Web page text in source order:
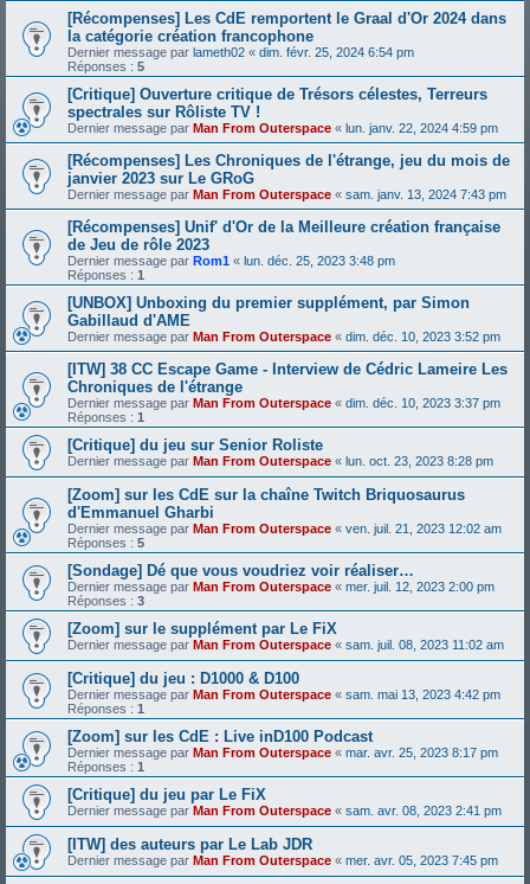
[Récompenses] Les CdE remportent le Graal d'Or 2024 dans
la catégorie création francophone
Dernier message par lameth02 « dim. févr. 25, 2024 6:54 pm
Réponses : 5
[Critique] Ouverture critique de Trésors célestes, Terreurs
spectrales sur Rôliste TV !
Dernier message par Man From Outerspace « lun. janv. 22, 2024 4:59 pm
[Récompenses] Les Chroniques de l'étrange, jeu du mois de
janvier 2023 sur Le GRoG
Dernier message par Man From Outerspace « sam. janv. 13, 2024 7:43 pm
[Récompenses] Unif' d'Or de la Meilleure création française
de Jeu de rôle 2023
Dernier message par Rom1 « lun. déc. 25, 2023 3:48 pm
Réponses : 1
[UNBOX] Unboxing du premier supplément, par Simon
Gabillaud d'AME
Dernier message par Man From Outerspace « dim. déc. 10, 2023 3:52 pm
[ITW] 38 CC Escape Game - Interview de Cédric Lameire Les
Chroniques de l'étrange
Dernier message par Man From Outerspace « dim. déc. 10, 2023 3:37 pm
Réponses : 1
[Critique] du jeu sur Senior Roliste
Dernier message par Man From Outerspace « lun. oct. 23, 2023 8:28 pm
[Zoom] sur les CdE sur la chaîne Twitch Briquosaurus
d'Emmanuel Gharbi
Dernier message par Man From Outerspace « ven. juil. 21, 2023 12:02 am
Réponses : 5
[Sondage] Dé que vous voudriez voir réaliser…
Dernier message par Man From Outerspace « mer. juil. 12, 2023 2:00 pm
Réponses : 3
[Zoom] sur le supplément par Le FiX
Dernier message par Man From Outerspace « sam. juil. 08, 2023 11:02 am
[Critique] du jeu : D1000 & D100
Dernier message par Man From Outerspace « sam. mai 13, 2023 4:42 pm
Réponses : 1
[Zoom] sur les CdE : Live inD100 Podcast
Dernier message par Man From Outerspace « mar. avr. 25, 2023 8:17 pm
Réponses : 1
[Critique] du jeu par Le FiX
Dernier message par Man From Outerspace « sam. avr. 08, 2023 2:41 pm
[ITW] des auteurs par Le Lab JDR
Dernier message par Man From Outerspace « mer. avr. 05, 2023 7:45 pm